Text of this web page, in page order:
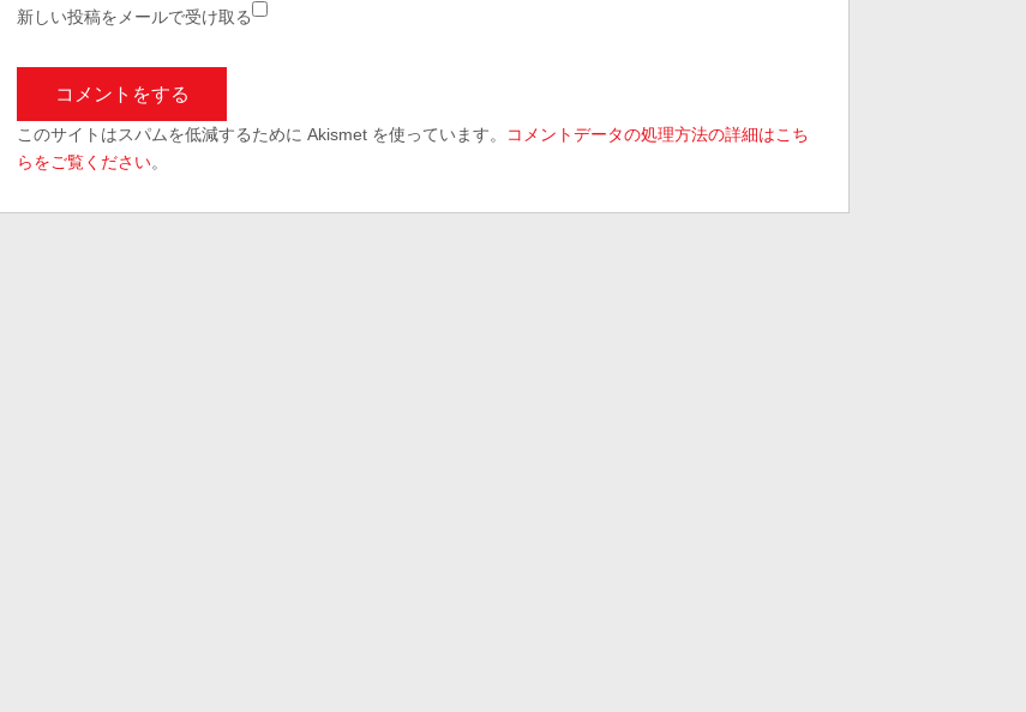
新しい投稿をメールで受け取る
このサイトはスパムを低減するために Akismet を使っています。
コメントデータの処理方法の詳細はこち
らをご覧ください。